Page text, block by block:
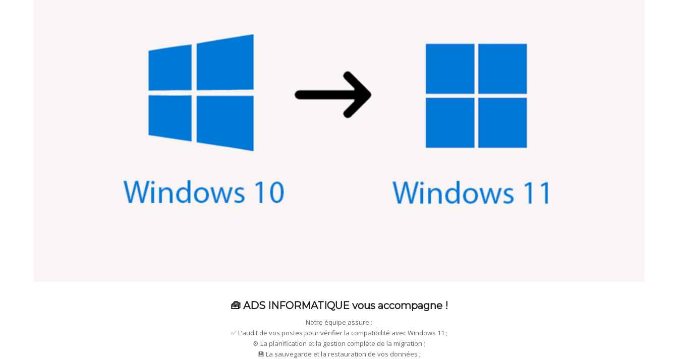
🧰 ADS INFORMATIQUE vous accompagne !
Notre équipe assure :
✅ L’audit de vos postes pour vérifier la compatibilité avec Windows 11 ;
⚙️ La planification et la gestion complète de la migration ;
💾 La sauvegarde et la restauration de vos données ;